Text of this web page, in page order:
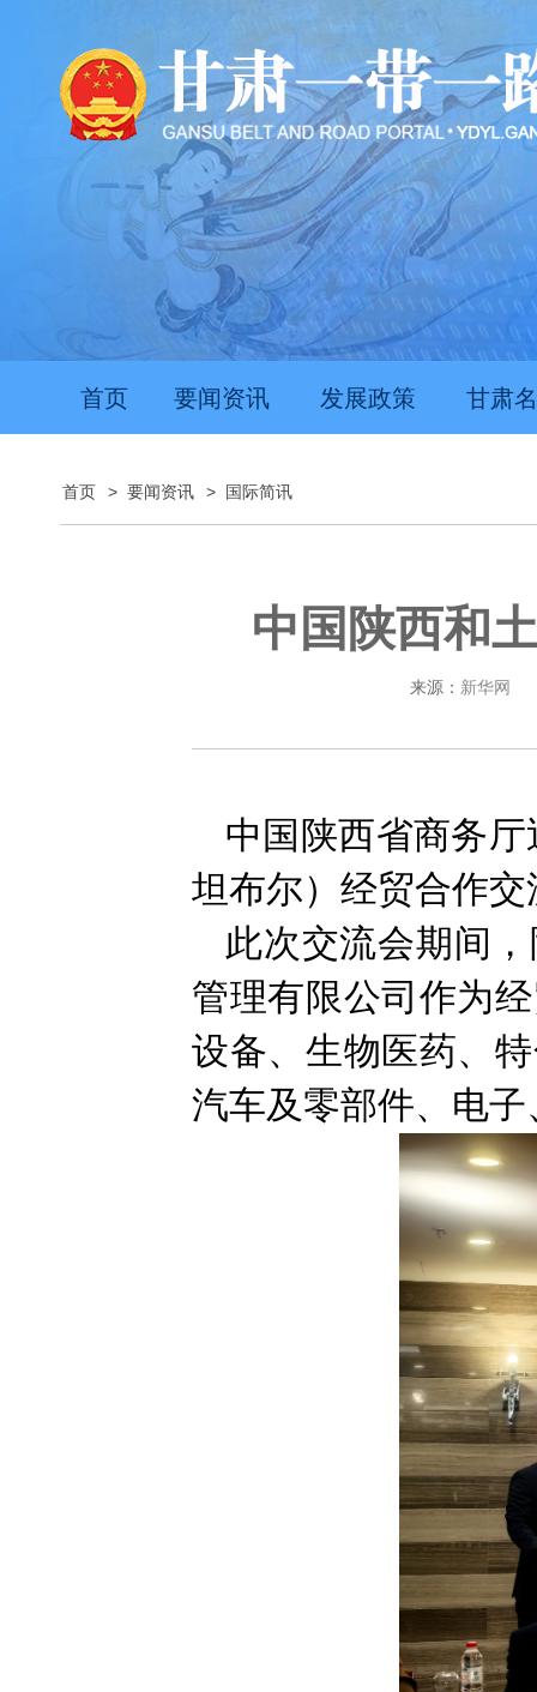
首页 要闻资讯 发展政策 甘肃
首页 > 要闻资讯 > 国际简讯
中国陕西和
来源： 新华网
中国陕西省商务
坦布尔）经贸合作交
此次交流会期间
管理有限公司作为
设备、生物医药、
汽车及零部件、电